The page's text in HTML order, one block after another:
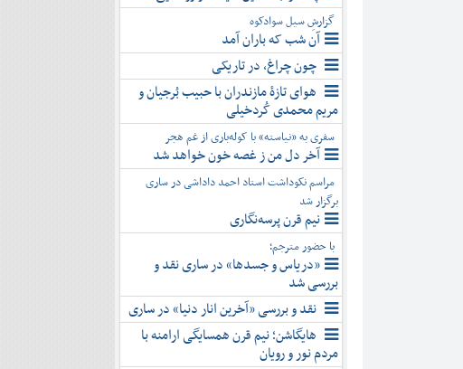
گزارشِ سیل سوادکوه
آن شب که باران آمد
چون چراغ، در تاریکی
هوای تازۀ مازندران با حبیب بُرجیان و
مریم محمدی کُردخیلی
سفری به «نیاسته» با کوله‌باری از غم هجر
آخر دل من ز غصه خون خواهد شد
مراسم نکوداشت استاد احمد داداشی در ساری
برگزار شد
نیم قرن پرسه‌نگاری
با حضور مترجم؛
«دریاس و جسدها» در ساری نقد و
بررسی شد
نقد و بررسی «آخرین انار دنیا» در ساری
هایگاشن؛ نیم قرن همسایگی ارامنه با
مردم نور و رویان